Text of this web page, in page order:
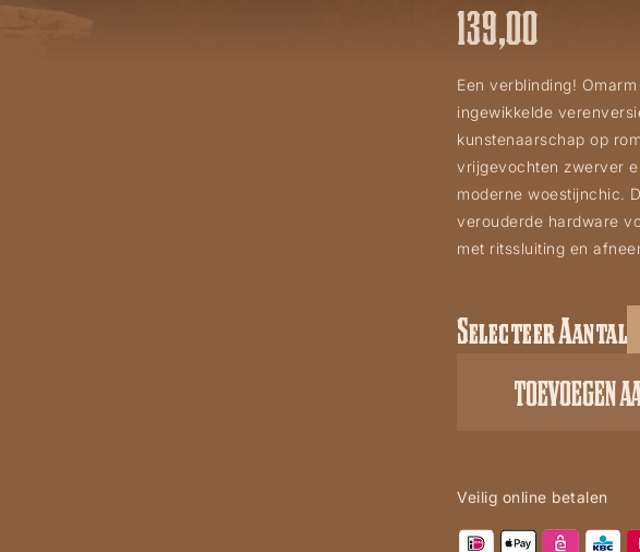
139,00
Een verblinding!
ingewikkelde
kunstenaarschap op
vrijgevochten zwerver
moderne woestijnchic.
verouderde hardware
met ritssluiting en
Sparkling
Selecteer Aantal
TOEVOEGEN
Veilig online betalen